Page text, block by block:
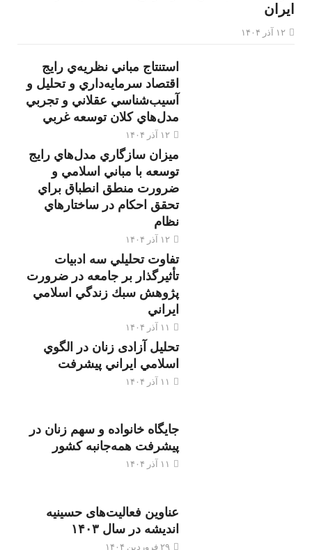
ایران
استنتاج مباني نظريه‌ي رايج
اقتصاد سرمايه‌داري و تحليل و
آسيب‌شناسي عقلاني و تجربي
مدل‌هاي كلان توسعه غربي
۱۲ آذر ۱۴۰۴
ميزان سازگاري مدل‌هاي رايج
توسعه با مباني اسلامي و
ضرورت منطق انطباق براي
تحقق احكام در ساختارهاي
نظام
۱۲ آذر ۱۴۰۴
تفاوت تحليلي سه ادبيات
تأثيرگذار بر جامعه در ضرورت
پژوهش سبك زندگي اسلامي
ايراني
تحليل آزادی زنان در الگوي
اسلامي ايراني پيشرفت
جایگاه خانواده و سهم زنان در
پیشرفت همه‌جانبه کشور
عناوین فعالیت‌های حسینیه
اندیشه در سال ۱۴۰۳